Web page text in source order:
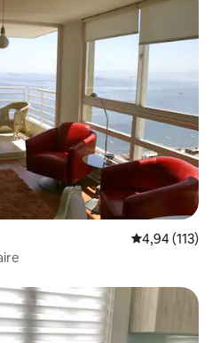
beğenilenler arasında
5 üzerinden
4,94 (113)
beğenilenler arasında